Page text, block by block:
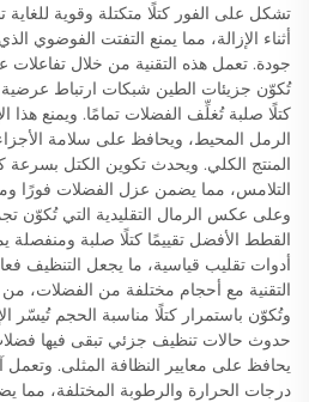
تشكل على الفور كتلًا متكتلة وقوية
أثناء الإزالة، مما يمنع التفتت الفوضوي
جودة. تعمل هذه التقنية من خلال
تُكوّن جزيئات الطين شبكات ارتباط
كتلًا صلبة تُغلِّف الفضلات تمامًا. ويمنع هذا
الرمل المحيط، ويحافظ على سلامة
المنتج الكلي. ويحدث تكوين الكتل بسرعة
التلامس، مما يضمن عزل الفضلات فورًا
وعلى عكس الرمال التقليدية التي تُكوّن
القطط الأفضل تقييمًا كتلًا صلبة ومنفصلة
أدوات تقليب قياسية، ما يجعل التنظيف
التقنية مع أحجام مختلفة من الفضلات، من
وتُكوّن باستمرار كتلًا مناسبة الحجم تُيسّر
حدوث حالات تنظيف جزئي تبقى فيها
يحافظ على معايير النظافة المثلى. وتعمل
درجات الحرارة والرطوبة المختلفة، مما